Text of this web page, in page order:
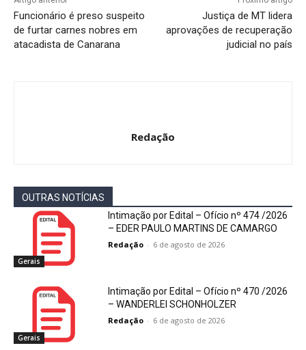
Funcionário é preso suspeito
de furtar carnes nobres em
atacadista de Canarana
Justiça de MT lidera
aprovações de recuperação
judicial no país
Redação
OUTRAS NOTÍCIAS
Gerais
Intimação por Edital – Ofício nº 474 /2026
– EDER PAULO MARTINS DE CAMARGO
Redação - 6 de agosto de 2026
Gerais
Intimação por Edital – Ofício nº 470 /2026
– WANDERLEI SCHONHOLZER
Redação - 6 de agosto de 2026